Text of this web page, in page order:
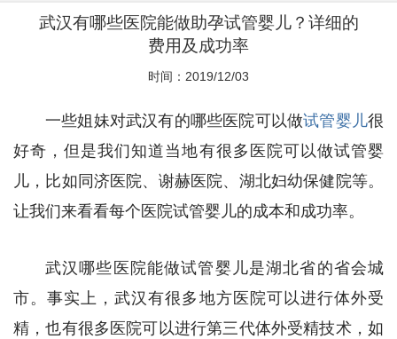
武汉有哪些医院能做助孕试管婴儿？详细的
费用及成功率
时间：2019/12/03
一些姐妹对武汉有的哪些医院可以做试管婴儿很
好奇，但是我们知道当地有很多医院可以做试管婴
儿，比如同济医院、谢赫医院、湖北妇幼保健院等。
让我们来看看每个医院试管婴儿的成本和成功率。
武汉哪些医院能做试管婴儿是湖北省的省会城
市。事实上，武汉有很多地方医院可以进行体外受
精，也有很多医院可以进行第三代体外受精技术，如